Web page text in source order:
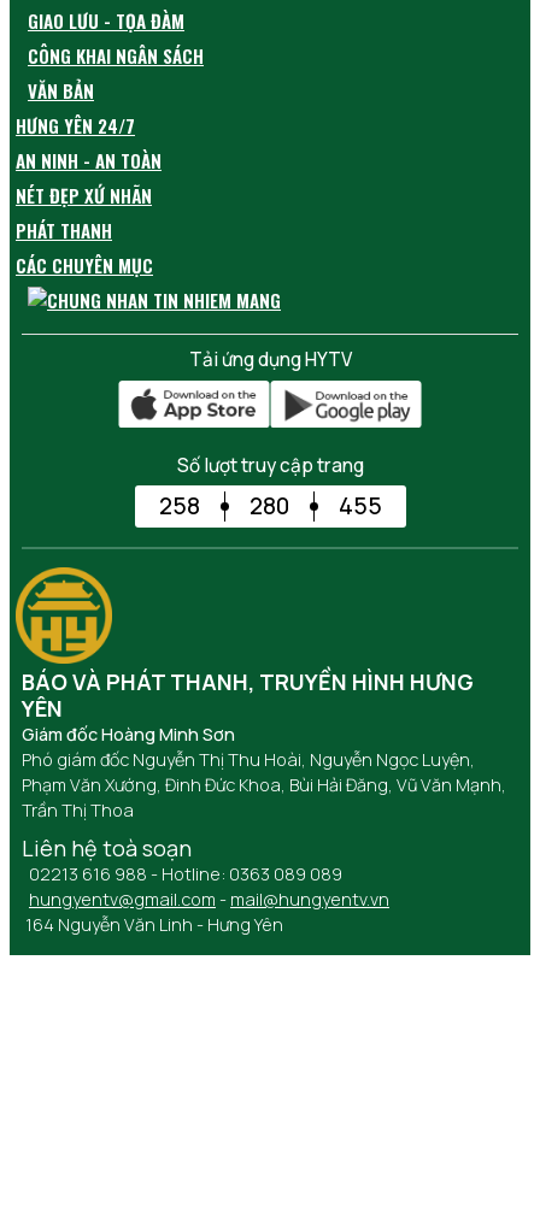
GIAO LƯU - TỌA ĐÀM
CÔNG KHAI NGÂN SÁCH
VĂN BẢN
HƯNG YÊN 24/7
AN NINH - AN TOÀN
NÉT ĐẸP XỨ NHÃN
PHÁT THANH
CÁC CHUYÊN MỤC
Tải ứng dụng HYTV
Số lượt truy cập trang
258 280 455
BÁO VÀ PHÁT THANH, TRUYỀN HÌNH HƯNG
YÊN
Giám đốc Hoàng Minh Sơn
Phó giám đốc Nguyễn Thị Thu Hoài, Nguyễn Ngọc Luyện,
Phạm Văn Xướng, Đinh Đức Khoa, Bùi Hải Đăng, Vũ Văn Mạnh,
Trần Thị Thoa
Liên hệ toà soạn
02213 616 988 - Hotline: 0363 089 089
hungyentv@gmail.com - mail@hungyentv.vn
164 Nguyễn Văn Linh - Hưng Yên